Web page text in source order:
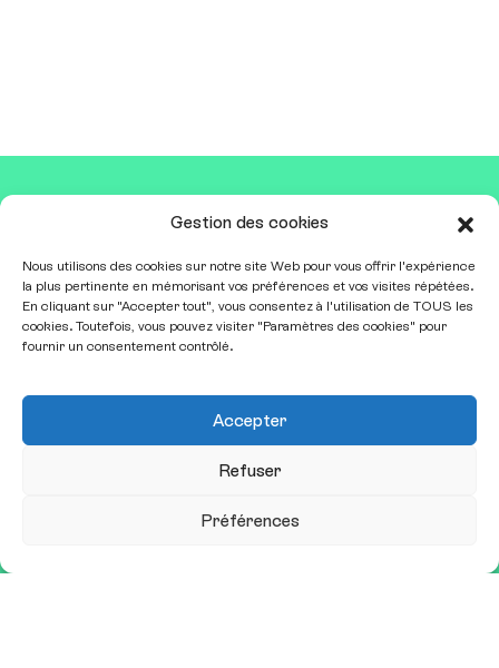
Gestion des cookies
Nous utilisons des cookies sur notre site Web pour vous offrir l'expérience
la plus pertinente en mémorisant vos préférences et vos visites répétées.
En cliquant sur "Accepter tout", vous consentez à l'utilisation de TOUS les
cookies. Toutefois, vous pouvez visiter "Paramètres des cookies" pour
fournir un consentement contrôlé.
Accepter
Refuser
Préférences
Carrousel du Louvre
contact@sitem.fr
Qui sommes-nous ?
Conférences et ateliers